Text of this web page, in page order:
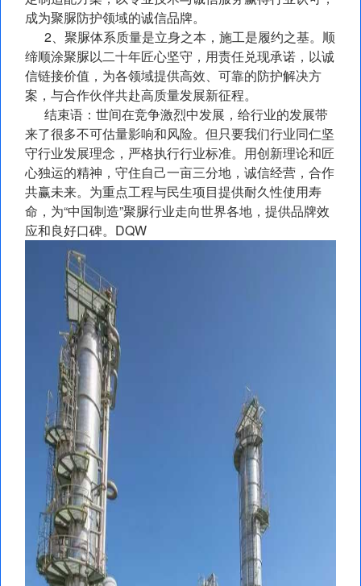
成为聚脲防护领域的诚信品牌。
2、聚脲体系质量是立身之本，施工是履约之基。顺
缔顺涂聚脲以二十年匠心坚守，用责任兑现承诺，以诚
信链接价值，为各领域提供高效、可靠的防护解决方
案，与合作伙伴共赴高质量发展新征程。
结束语：世间在竞争激烈中发展，给行业的发展带
来了很多不可估量影响和风险。但只要我们行业同仁坚
守行业发展理念，严格执行行业标准。用创新理论和匠
心独运的精神，守住自己一亩三分地，诚信经营，合作
共赢未来。为重点工程与民生项目提供耐久性使用寿
命，为“中国制造”聚脲行业走向世界各地，提供品牌效
应和良好口碑。DQW